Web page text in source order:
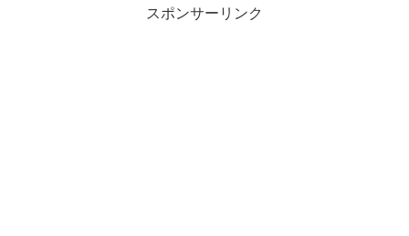
スポンサーリンク